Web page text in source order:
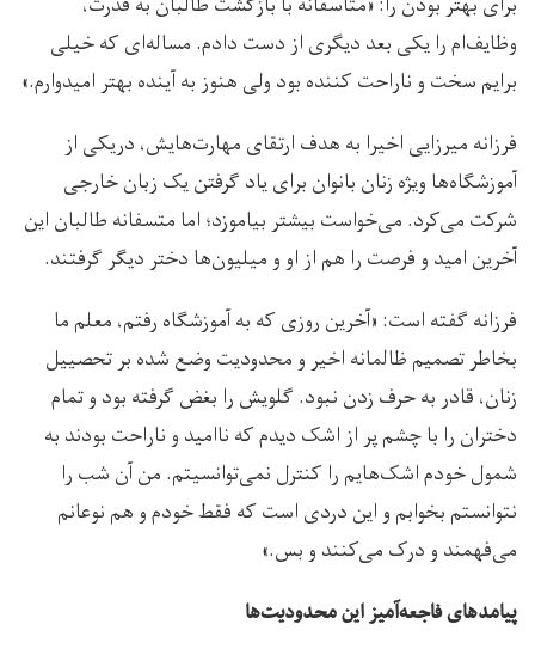
وظایف‌ام را یکی بعد دیگری از دست دادم. مساله‌ای که خیلی
برایم سخت و ناراحت کننده بود ولی هنوز به آینده بهتر امیدوارم.»
فرزانه میرزایی اخیرا به هدف ارتقای مهارت‌هایش، دریکی از
آموزشگاه‌ها ویژه زنان بانوان برای یاد گرفتن یک زبان خارجی
شرکت می‌کرد. می‌خواست بیشتر بیاموزد؛ اما متسفانه طالبان این
آخرین امید و فرصت را هم از او و میلیون‌ها دختر دیگر گرفتند.
فرزانه گفته است: «آخرین روزی که به آموزشگاه رفتم، معلم ما
بخاطر تصمیم ظالمانه اخیر و محدودیت وضع شده بر تحصییل
زنان، قادر به حرف زدن نبود. گلویش را بغض گرفته بود و تمام
دختران را با چشم پر از اشک دیدم که ناامید و ناراحت بودند به
شمول خودم اشک‌هایم را کنترل نمی‌توانسیتم. من آن شب را
نتوانستم بخوابم و این دردی است که فقط خودم و هم نوعانم
می‌فهمند و درک می‌کنند و بس.»
پیامدهای فاجعه‌آمیز این محدودیت‌ها